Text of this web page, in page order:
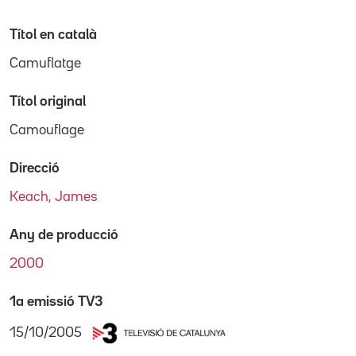
Títol en català
Camuflatge
Títol original
Camouflage
Direcció
Keach, James
Any de producció
2000
1a emissió TV3
15/10/2005